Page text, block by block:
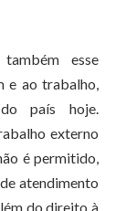
esse
e ao trabalho,
país hoje.
externo
é permitido,
atendimento
do direito à